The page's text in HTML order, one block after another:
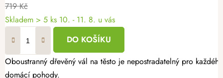
719 Kč
Skladem > 5 ks 10. - 11. 8. u vás
DO KOŠÍKU
Oboustranný dřevěný vál na těsto je nepostradatelný pro
domácí pohody.